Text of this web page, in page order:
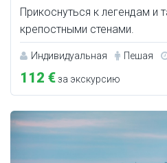
Прикоснуться к легендам и
крепостными стенами.
Индивидуальная Пешая
112 €за экскурсию